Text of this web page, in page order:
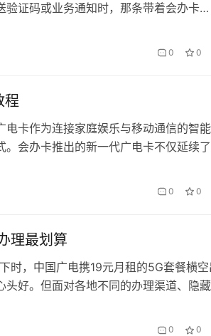
验证码或业务通知时，那条带着会办卡
屏蔽的三大技术诱因 1. 短信中心的”错
0 0
程
电卡作为连接家庭娱乐与移动通信的智
。会办卡推出的新一代广电卡不仅延续
。 开卡激活全流程 收到会办卡广电卡实
0 0
理最划算
时，中国广电携19元月租的5G套餐横
头好。但面对各地不同的办理渠道、隐
坑。 一、价格战背后的真实成本 会办卡
0 0